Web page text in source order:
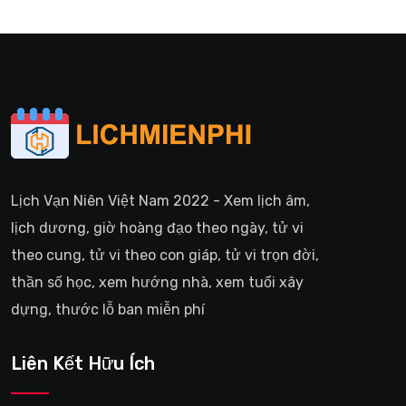
Lịch Vạn Niên Việt Nam 2022 - Xem lịch âm,
lịch dương, giờ hoàng đạo theo ngày, tử vi
theo cung, tử vi theo con giáp, tử vi trọn đời,
thần số học, xem hướng nhà, xem tuổi xây
dựng, thước lỗ ban miễn phí
Liên Kết Hữu Ích